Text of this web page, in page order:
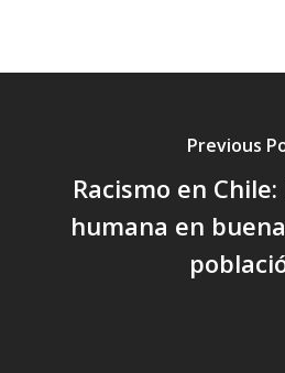
Previous
Racismo en
humana en